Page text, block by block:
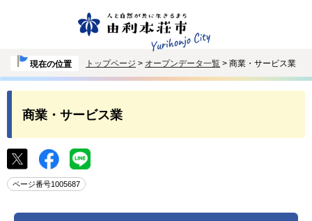
現在の位置 トップページ > オープンデータ一覧 > 商業・サービス業
商業・サービス業
ページ番号1005687